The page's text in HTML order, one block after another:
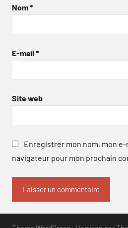
Nom*
E-mail *
Site web
Enregistrer mon nom, mon
navigateur pour mon prochain